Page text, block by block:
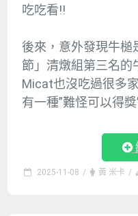
吃吃看!!
後來，意外發現牛槌
節」清燉組第三名
Micat也沒吃過很多
有一種”難怪可以得
2025-11-08 / 黃 米卡 /